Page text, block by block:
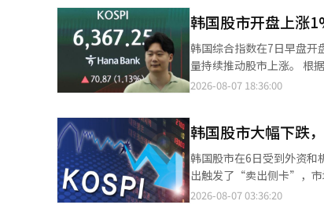
方案（4.35%）、三星生
（-4.88%）、SK广场（-3.20%）、现代汽
2.86点（0.36%）。该指
跌超过3%，后有所回升。 在Kosdaq市场上，外资和机构分别净卖出2540亿韩元和1030亿韩元。个人则净买入3406
亿韩元，吸纳了抛售的股票。 Kosdaq市值前列的股票走势也各异。阿尔特基因（3.29%）、生态科技（
（-5.01%）、周成工程（-
（AI）系统翻译与编辑。
韩国股市开盘上涨
韩国综合指数在7日早盘开
量持续推动股市上涨。 根
（0.68%），报6339.13点
（2.20%）、现代汽车（
物制药（-0.20%）和三星
（0.92%），报809.02点
人和机构分别净买入243亿
尔特基（0.17%）、生态
2026-08-07 18:36:00
韩国股市大幅下跌
韩国股市在6日受到外资和
出触发了“卖出侧卡”，市
据韩国交易所的数据，
2026-08-07 03:36:20